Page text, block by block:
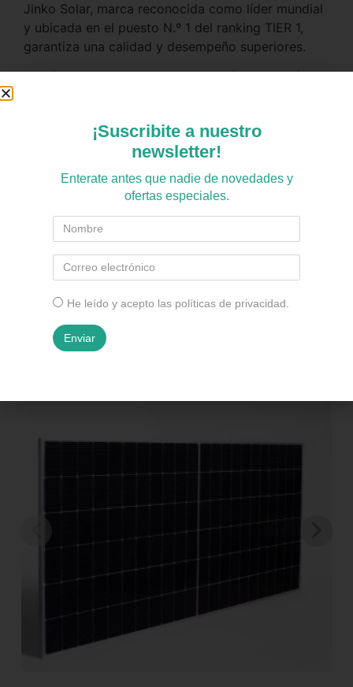
Jinko Solar, marca reconocida como líder mundial
y ubicada en el puesto N.º 1 del ranking TIER 1,
garantiza una calidad y desempeño superiores.
El módulo presenta una degradación anual máxima
potencia lineal de 30 años.
También te podría interesar
¡Suscribite a nuestro
newsletter!
Enterate antes que nadie de novedades y
ofertas especiales.
He leído y acepto las políticas de privacidad.
Enviar